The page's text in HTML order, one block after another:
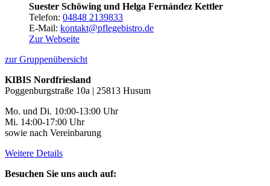
Suester Schöwing und Helga Fernández Kettler
Telefon: 04848 2139833
E-Mail: kontakt@pflegebistro.de
Zur Webseite
zur Gruppenübersicht
KIBIS Nordfriesland
Poggenburgstraße 10a | 25813 Husum
Mo. und Di. 10:00-13:00 Uhr
Mi. 14:00-17:00 Uhr
sowie nach Vereinbarung
Weitere Details
Besuchen Sie uns auch auf: